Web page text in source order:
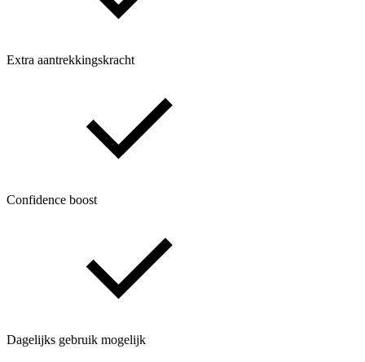
Extra aantrekkingskracht
Confidence boost
Dagelijks gebruik mogelijk